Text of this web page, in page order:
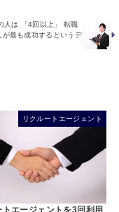
人は 「4回以上」 転職
が最も成功するというデ
リクルートエージェント
トエージェントを3回利用